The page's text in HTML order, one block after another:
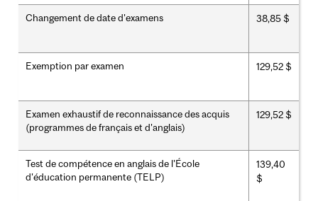
Changement de date d'examens 38,85 $
Exemption par examen 129,52 $
Examen exhaustif de reconnaissance des acquis
(programmes de français et d'anglais)
129,52 $
Test de compétence en anglais de l'École
d'éducation permanente (TELP)
139,40
$